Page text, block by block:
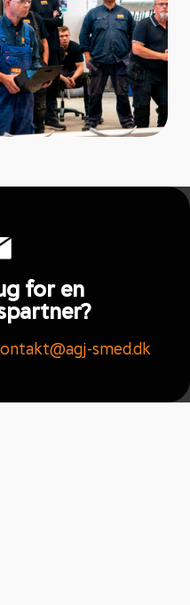
for en
smed.dk